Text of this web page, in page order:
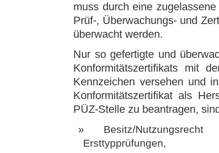
muss durch eine
Prüf-, Überwachungs- und
überwacht werden.
Nur so gefertigte und
Konformitätszertifikats mit
Kennzeichen versehen und
Konformitätszertifikat als
PÜZ-Stelle zu beantragen,
Besitz/
Ersttypprüfungen,